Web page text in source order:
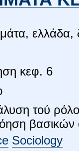
ελλάδα,
κεφ. 6
τού
Sociology